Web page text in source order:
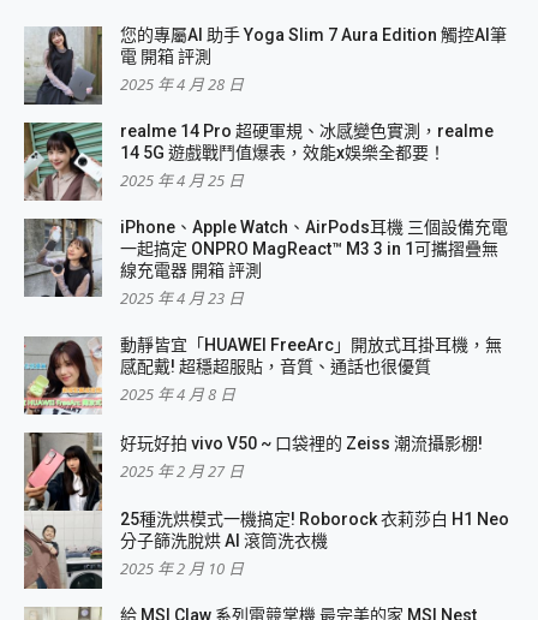
您的專屬AI 助手 Yoga Slim 7 Aura Edition 觸控AI筆
電 開箱 評測
2025 年 4 月 28 日
realme 14 Pro 超硬軍規、冰感變色實測，realme
14 5G 遊戲戰鬥值爆表，效能x娛樂全都要！
2025 年 4 月 25 日
iPhone、Apple Watch、AirPods耳機 三個設備充電
一起搞定 ONPRO MagReact™ M3 3 in 1可攜摺疊無
線充電器 開箱 評測
2025 年 4 月 23 日
動靜皆宜「HUAWEI FreeArc」開放式耳掛耳機，無
感配戴! 超穩超服貼，音質、通話也很優質
2025 年 4 月 8 日
好玩好拍 vivo V50 ~ 口袋裡的 Zeiss 潮流攝影棚!
2025 年 2 月 27 日
25種洗烘模式一機搞定! Roborock 衣莉莎白 H1 Neo
分子篩洗脫烘 AI 滾筒洗衣機
2025 年 2 月 10 日
給 MSI Claw 系列電競掌機 最完美的家 MSI Nest